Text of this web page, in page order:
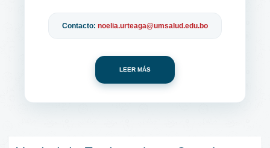
Contacto: noelia.urteaga@umsalud.edu.bo
LEER MÁS